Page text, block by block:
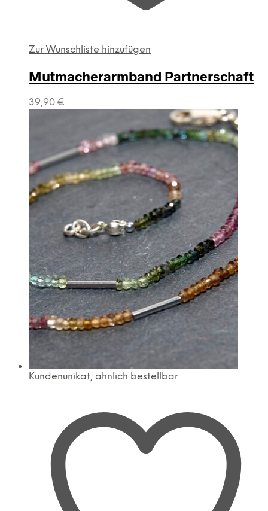
Zur Wunschliste hinzufügen
Mutmacherarmband Partnerschaft
39,90 €
Kundenunikat, ähnlich bestellbar